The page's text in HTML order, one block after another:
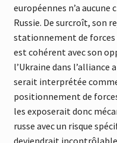
européennes n’a aucune
Russie. De surcroît, son
stationnement de forces
est cohérent avec son
l’Ukraine dans
serait interprétée
positionnement de
les exposerait donc
russe avec un risque